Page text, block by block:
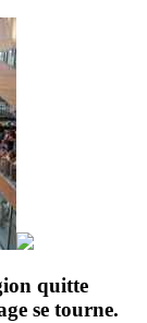
quitte
se tourne.